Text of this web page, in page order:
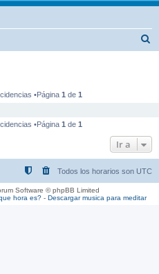
•Página 1 de 1
•Página 1 de 1
Ir a
Todos los horarios son UTC
Software © phpBB Limited
hora es?- Descargar musica para meditar